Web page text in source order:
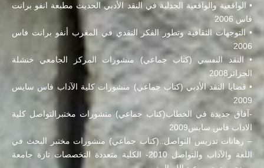
• الواقعية والواقعية الجدلية في النقد الأدبي الحديث مطبعة انفو برانت
فاس 2006
• التوجهات الثقافية وتطور الفكر النقدي في المغرب أنفو برانت فاس
2006
• النقد النفسي (كتاب جماعي) منشورات المركز الجامعي خنشلة
الجزائر2008
• قضايا النقد الأدبي (كتاب جماعي) منشورات كلية الآداب فاس سايس
2009
-آفاق جديدة في الخطاب(كتاب جماعي) منشورات مختبرالتواصل كلية
الاداب فاس سايس2009
– رهانات تدريس التواصل..(كتاب جماعي) منشورات مختبر البحث في
اللغة والآداب والتواصل 2010- الكلية متعددة التخصصات تازة جامعة